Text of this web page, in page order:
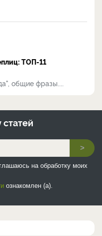
ТОП-11
общие фразы....
>
на обработку моих
ознакомлен (а).